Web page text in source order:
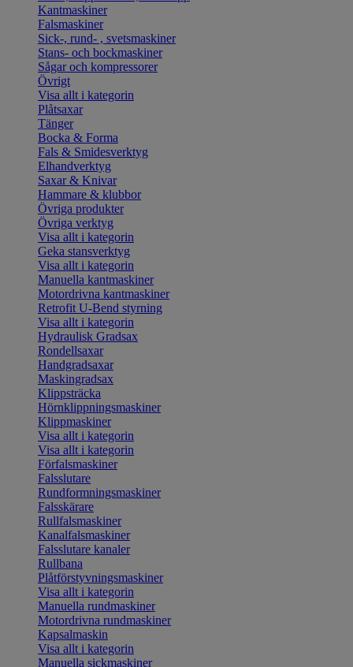
Kantmaskiner
Falsmaskiner
Sick-, rund- , svetsmaskiner
Stans- och bockmaskiner
Sågar och kompressorer
Övrigt
Visa allt i kategorin
Plåtsaxar
Tänger
Bocka & Forma
Fals & Smidesverktyg
Elhandverktyg
Saxar & Knivar
Hammare & klubbor
Övriga produkter
Övriga verktyg
Visa allt i kategorin
Geka stansverktyg
Visa allt i kategorin
Manuella kantmaskiner
Motordrivna kantmaskiner
Retrofit U-Bend styrning
Visa allt i kategorin
Hydraulisk Gradsax
Rondellsaxar
Handgradsaxar
Maskingradsax
Klippsträcka
Hörnklippningsmaskiner
Klippmaskiner
Visa allt i kategorin
Visa allt i kategorin
Förfalsmaskiner
Falsslutare
Rundformningsmaskiner
Falsskärare
Rullfalsmaskiner
Kanalfalsmaskiner
Falsslutare kanaler
Rullbana
Plåtförstyvningsmaskiner
Visa allt i kategorin
Manuella rundmaskiner
Motordrivna rundmaskiner
Kapsalmaskin
Visa allt i kategorin
Manuella sickmaskiner